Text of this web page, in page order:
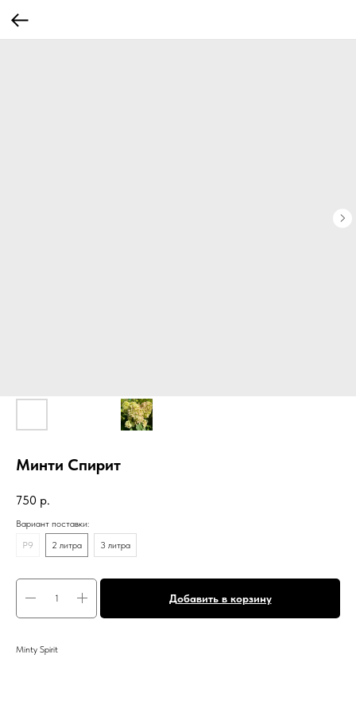
Минти Спирит
750 р.
Вариант поставки:
P9
2 литра 3 литра
Добавить в корзину
Minty Spirit